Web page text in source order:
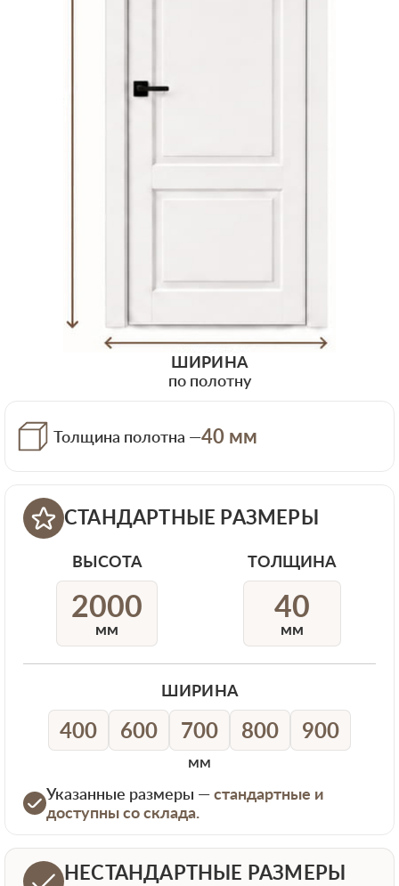
ШИРИНА
по полотну
Толщина полотна —40 мм
СТАНДАРТНЫЕ РАЗМЕРЫ
ВЫСОТА
2000
мм
ШИРИНА
400 600 700 800 900
мм
ТОЛЩИНА
40
мм
Указанные размеры —стандартные и
доступны со склада.
НЕСТАНДАРТНЫЕ РАЗМЕРЫ